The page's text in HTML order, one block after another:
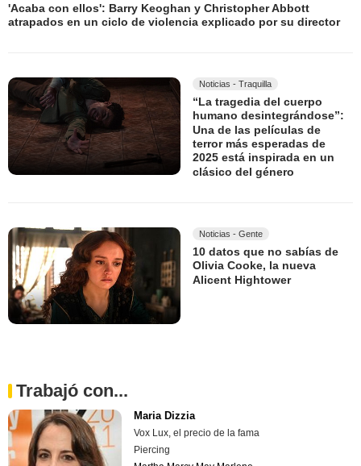
'Acaba con ellos': Barry Keoghan y Christopher Abbott
atrapados en un ciclo de violencia explicado por su director
Noticias - Traquilla
“La tragedia del cuerpo
humano desintegrándose”:
Una de las películas de
terror más esperadas de
2025 está inspirada en un
clásico del género
Noticias - Gente
10 datos que no sabías de
Olivia Cooke, la nueva
Alicent Hightower
Trabajó con...
Maria Dizzia
Vox Lux, el precio de la fama
Piercing